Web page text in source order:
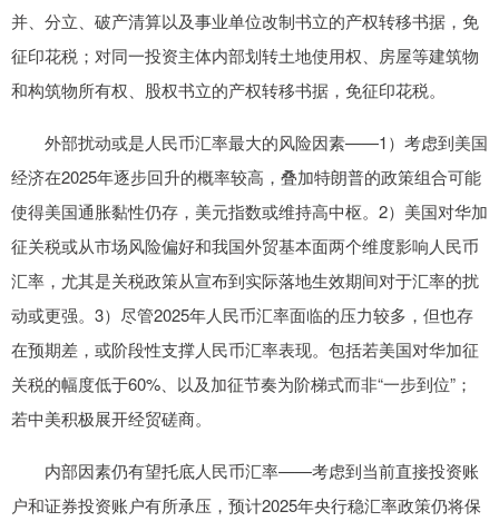
并、分立、破产清算以及事业单位改制书立的产权转移书据，免
征印花税；对同一投资主体内部划转土地使用权、房屋等建筑物
和构筑物所有权、股权书立的产权转移书据，免征印花税。
外部扰动或是人民币汇率最大的风险因素——1）考虑到美国
经济在2025年逐步回升的概率较高，叠加特朗普的政策组合可能
使得美国通胀黏性仍存，美元指数或维持高中枢。2）美国对华加
征关税或从市场风险偏好和我国外贸基本面两个维度影响人民币
汇率，尤其是关税政策从宣布到实际落地生效期间对于汇率的扰
动或更强。3）尽管2025年人民币汇率面临的压力较多，但也存
在预期差，或阶段性支撑人民币汇率表现。包括若美国对华加征
关税的幅度低于60%、以及加征节奏为阶梯式而非“一步到位”；
若中美积极展开经贸磋商。
内部因素仍有望托底人民币汇率——考虑到当前直接投资账
户和证券投资账户有所承压，预计2025年央行稳汇率政策仍将保